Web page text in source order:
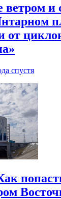
ветром
от
спустя